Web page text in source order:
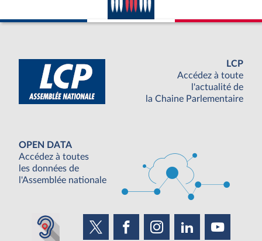
LCP
Accédez à toute
l'actualité de
la Chaine Parlementaire
OPEN DATA
Accédez à toutes
les données de
l'Assemblée nationale